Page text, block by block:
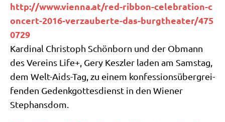
http://​www​.vien​na​.at/​r​e​d​-​r​i​b​b​o​n​-​c​e​l​e​b​r​a​t​i​o​n​-​c​
o​n​c​e​r​t​-​2​0​1​6​-​v​e​r​z​a​u​b​e​r​t​e​-​d​a​s​-​b​u​r​g​t​h​e​a​t​e​r​/​4​7​5​
0​729
Kar­di­nal Chri­stoph Schön­born und der Obmann
des Ver­eins Life+, Gery Keszler laden am Sams­tag,
dem Welt-Aids-Tag, zu einem kon­fes­si­ons­über­grei­
fen­den Gedenk­got­tes­dienst in den Wie­ner
Stephansdom.